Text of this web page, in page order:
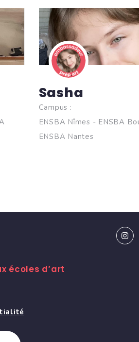
Sasha
Campus :
ENSBA Nîmes - ENSBA
ENSBA Nantes
écoles d’art